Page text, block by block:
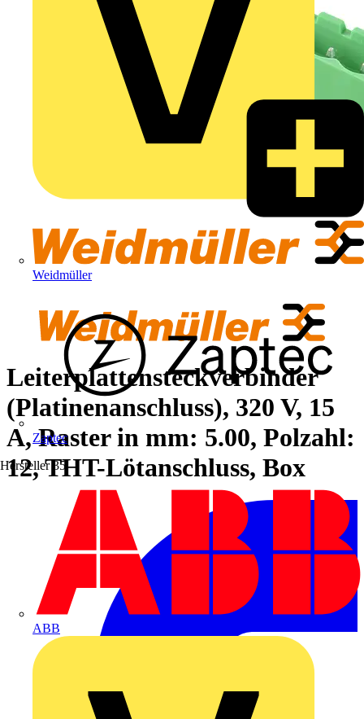
Weidmüller
Zaptec
Hersteller 35
ABB
Leiterplattensteckverbinder
(Platinenanschluss), 320 V, 15
A, Raster in mm: 5.00, Polzahl:
12, THT-Lötanschluss, Box